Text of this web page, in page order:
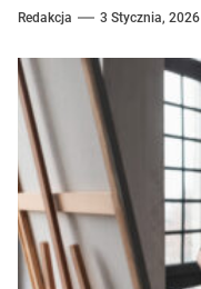
Redakcja 3 Stycznia, 2026